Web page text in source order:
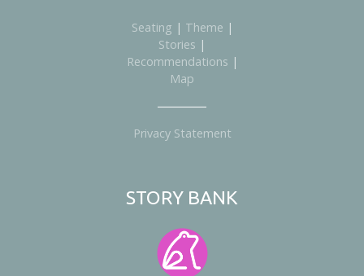
Seating | Theme |
Stories |
Recommendations |
Map
Privacy Statement
STORY BANK